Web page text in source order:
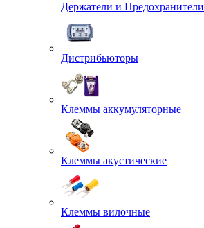
Держатели и Предохранители
Дистрибьюторы
Клеммы аккумуляторные
Клеммы акустические
Клеммы вилочные